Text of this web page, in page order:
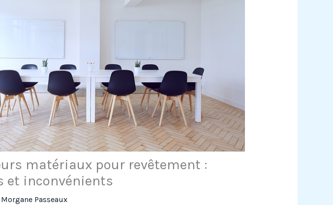
matériaux pour revêtement :
et inconvénients
Morgane Passeaux